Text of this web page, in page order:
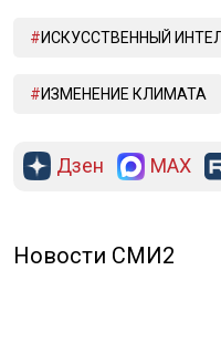
ИСКУССТВЕННЫЙ
ИЗМЕНЕНИЕ КЛИМАТА
Дзен MAX
Новости СМИ2